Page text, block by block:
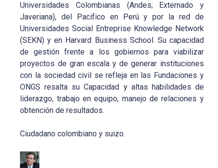
Universidades Colombianas (Andes; Externado y
Javeriana), del Pacifico en Perú y por la red de
Universidades Social Entreprise Knowledge Network
(SEKN) y en Harvard Business School. Su capacidad
de gestión frente a los gobiernos para viabilizar
proyectos de gran escala y de generar instituciones
con la sociedad civil se refleja en las Fundaciones y
ONGS resalta su Capacidad y altas habilidades de
liderazgo, trabajo en equipo, manejo de relaciones y
obtención de resultados.
Ciudadano colombiano y suizo.